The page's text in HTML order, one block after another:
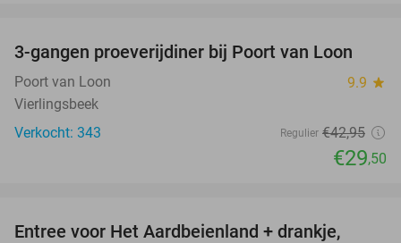
31%
3-gangen proeverijdiner bij Poort van Loon
Poort van Loon 9.9 star
Vierlingsbeek
Verkocht: 343
Regulier €42,95
€29,50
Entree voor Het Aardbeienland + drankje,